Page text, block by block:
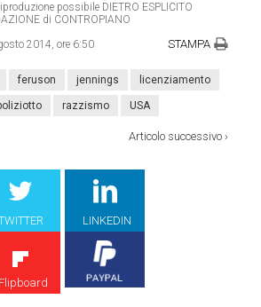
possibile DIETRO ESPLICITO
di CONTROPIANO
2014, ore 6:50 STAMPA
feruson jennings licenziamento
razzismo USA
Articolo successivo›
LINKEDIN
Flipboard